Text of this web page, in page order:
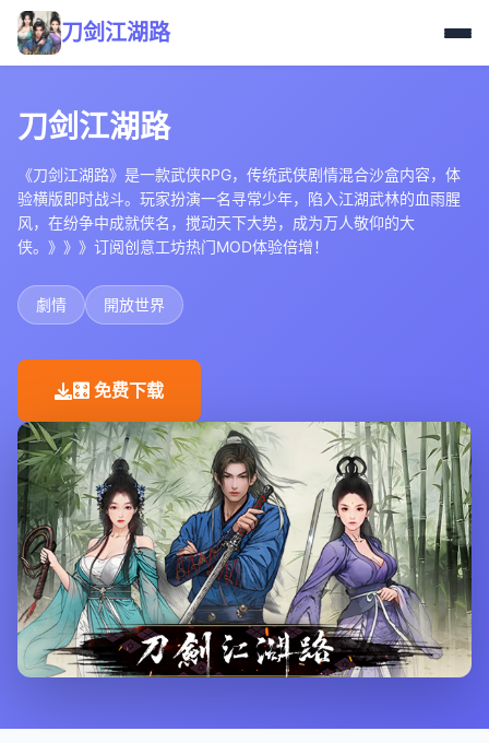
刀剑江湖路
刀剑江湖路
《刀剑江湖路》是一款武侠RPG，传统武侠剧情混合沙盒内容，体
验横版即时战斗。玩家扮演一名寻常少年，陷入江湖武林的血雨腥
风，在纷争中成就侠名，搅动天下大势，成为万人敬仰的大
侠。》》》订阅创意工坊热门MOD体验倍增！
劇情 開放世界
🎛️ 免费下载